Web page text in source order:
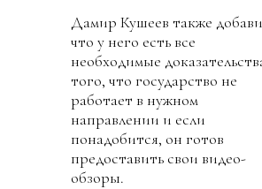
Дамир Кушеев также
что у него есть все
необходимые
того, что государство не
работает в нужном
направлении и если
понадобится, он готов
предоставить свои видео-
обзоры.